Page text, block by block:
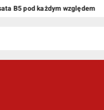
pod każdym względem